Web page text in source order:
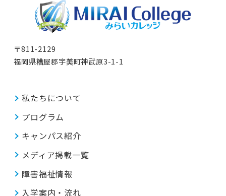
〒811-2129
福岡県糟屋郡宇美町神武原3-1-1
私たちについて
プログラム
キャンパス紹介
メディア掲載一覧
障害福祉情報
入学案内・流れ